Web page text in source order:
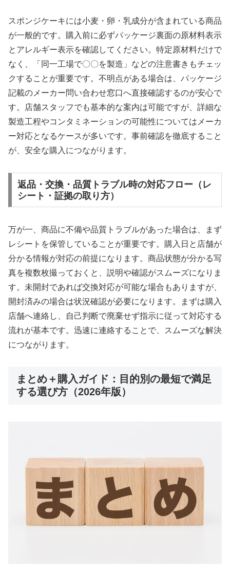
スポンジケーキには小麦・卵・乳成分が含まれている商品
が一般的です。購入前に必ずパッケージ裏面の原材料表示
とアレルギー表示を確認してください。特定原材料だけで
なく、「同一工場で〇〇を製造」などの注意書きもチェッ
クすることが重要です。不明点がある場合は、パッケージ
記載のメーカー問い合わせ窓口へ直接確認するのが安心で
す。店舗スタッフでも基本的な案内は可能ですが、詳細な
製造工程やコンタミネーションの可能性についてはメーカ
ー対応となるケースが多いです。事前確認を徹底すること
が、安全な購入につながります。
返品・交換・品質トラブル時の対応フロー（レ
シート・証拠の取り方）
万が一、商品に不備や品質トラブルがあった場合は、まず
レシートを保管していることが重要です。購入日と店舗が
分かる情報が対応の前提になります。商品状態が分かる写
真を複数枚撮っておくと、説明や確認がスムーズになりま
す。未開封であれば交換対応が可能な場合もありますが、
開封済みの場合は状況確認が必要になります。まずは購入
店舗へ連絡し、自己判断で廃棄せず指示に従って対応する
流れが基本です。迅速に連絡することで、スムーズな解決
につながります。
まとめ＋購入ガイド：目的別の最短で満足
する選び方（2026年版）